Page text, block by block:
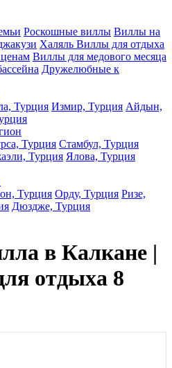
Роскошные виллы Виллы на
Халяль Виллы для отдыха
Виллы для медового месяца
Дружелюбные к
Турция Измир, Турция Айдын,
Турция Стамбул, Турция
Турция Ялова, Турция
Турция Орду, Турция Ризе,
Дюздже, Турция
в Калкане |
отдыха 8